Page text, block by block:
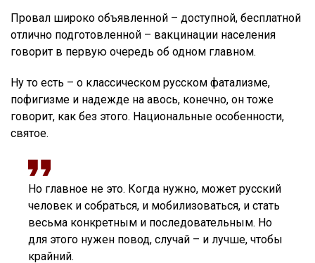
Провал широко объявленной – доступной, бесплатной
отлично подготовленной – вакцинации населения
говорит в первую очередь об одном главном.
Ну то есть – о классическом русском фатализме,
пофигизме и надежде на авось, конечно, он тоже
говорит, как без этого. Национальные особенности,
святое.
Но главное не это. Когда нужно, может русский
человек и собраться, и мобилизоваться, и стать
весьма конкретным и последовательным. Но
для этого нужен повод, случай – и лучше, чтобы
крайний.